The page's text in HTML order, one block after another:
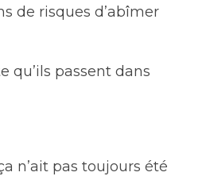
de risques d’abîmer
qu’ils passent dans
n’ait pas toujours été